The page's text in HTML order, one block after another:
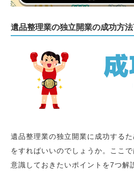
遺品整理業の独立開業の成功方法
遺品整理業の独立開業に成功する
をすればいいのでしょうか。ここ
意識しておきたいポイントを7つ解